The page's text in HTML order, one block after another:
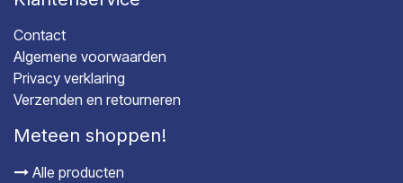
Contact
Algemene voorwaarden
Privacy verklaring
Verzenden en retourneren
Meteen shoppen!
Alle producten